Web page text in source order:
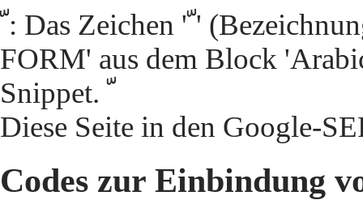
ﹼ: Das Zeichen 'ﹼ' (Bezeichnung 'ARABIC SHADDA ISOLATED
FORM' aus dem Block
Snippet. ﹼ
Diese Seite in den Google-
Codes zur Einbindung